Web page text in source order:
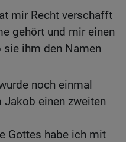
mir Recht verschafft
gehört und mir einen
sie ihm den Namen
noch einmal
Jakob einen zweiten
Gottes habe ich mit